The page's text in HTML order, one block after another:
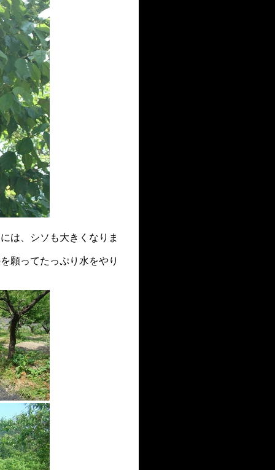
は、シソも大きくなりま
願ってたっぷり水をやり